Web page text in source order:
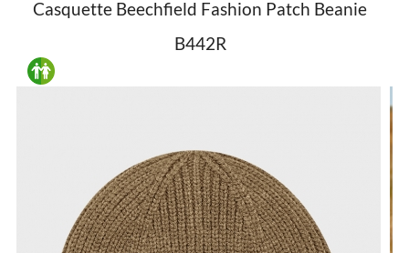
Casquette Beechfield Fashion Patch Beanie
B442R